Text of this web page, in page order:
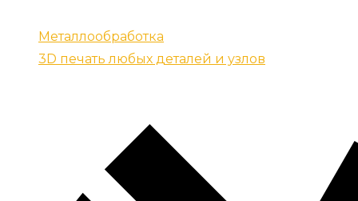
Металлообработка
3D печать любых деталей и узлов